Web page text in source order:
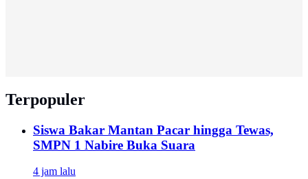
Terpopuler
Siswa Bakar Mantan Pacar hingga Tewas,
SMPN 1 Nabire Buka Suara
4 jam lalu